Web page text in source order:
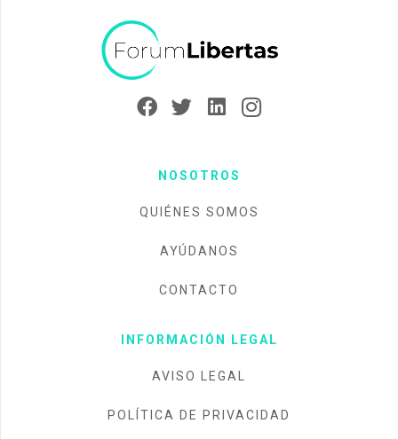
NOSOTROS
QUIÉNES SOMOS
AYÚDANOS
CONTACTO
INFORMACIÓN LEGAL
AVISO LEGAL
POLÍTICA DE PRIVACIDAD